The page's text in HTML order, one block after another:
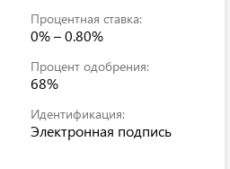
Процентная ставка:
0% – 0.80%
Процент одобрения:
68%
Идентификация:
Электронная подпись